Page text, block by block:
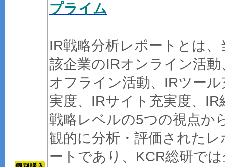
プライム
IR戦略分析レポートとは、
該企業のIRオンライン活動
オフライン活動、IRツール
実度、IRサイト充実度、IR
戦略レベルの5つの視点か
観的に分析・評価されたレ
ートであり、KCR総研で